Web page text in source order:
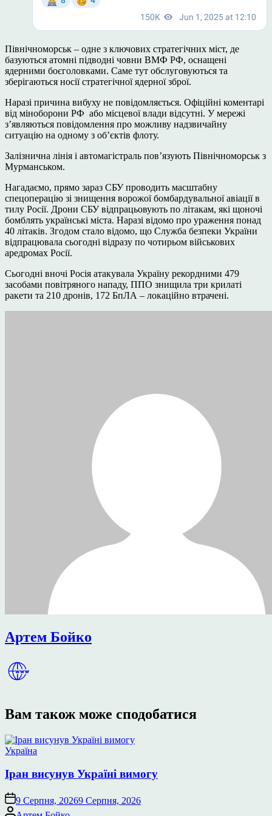
Північноморськ – одне з ключових стратегічних міст, де
базуються атомні підводні човни ВМФ РФ, оснащені
ядерними боєголовками. Саме тут обслуговуються та
зберігаються носії стратегічної ядерної зброї.
Наразі причина вибуху не повідомляється. Офіційні коментарі
від міноборони РФ або місцевої влади відсутні. У мережі
з’являються повідомлення про можливу надзвичайну
ситуацію на одному з об’єктів флоту.
Залізнична лінія і автомагістраль пов’язують Північноморськ з
Мурманськом.
Нагадаємо, прямо зараз СБУ проводить масштабну
спецоперацію зі знищення ворожої бомбардувальної авіації в
тилу Росії. Дрони СБУ відпрацьовують по літакам, які щоночі
бомблять українські міста. Наразі відомо про ураження понад
40 літаків. Згодом стало відомо, що Служба безпеки України
відпрацювала сьогодні відразу по чотирьом військових
аредромах Росії.
Сьогодні вночі Росія атакувала Україну рекордними 479
засобами повітряного нападу, ППО знищила три крилаті
ракети та 210 дронів, 172 БпЛА – локаційно втрачені.
Артем Бойко
Вам також може сподобатися
Опублікувати
Україна
Іран висунув Україні вимогу
9 Серпня, 20269 Серпня, 2026
Опубліковано